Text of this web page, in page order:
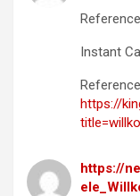
Instant
https://
https://